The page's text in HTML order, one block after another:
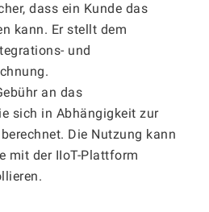
dass ein Kunde das
kann. Er stellt dem
und
an das
sich in Abhängigkeit zur
Die Nutzung kann
mit der IIoT-Plattform